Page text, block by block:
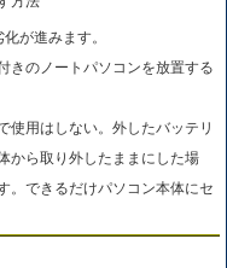
が進みます。
きのノートパソコンを放置する
使用はしない。外したバッテリ
から取り外したままにした場
。できるだけパソコン本体にセ